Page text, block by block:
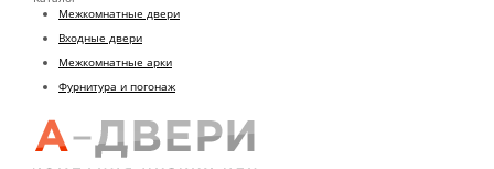
Межкомнатные двери
Входные двери
Межкомнатные арки
Фурнитура и погонаж